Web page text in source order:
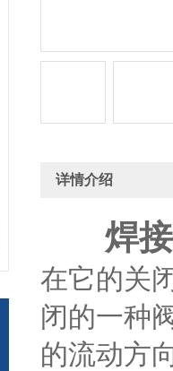
详情介绍
焊
在它的关
闭的一种
的流动方